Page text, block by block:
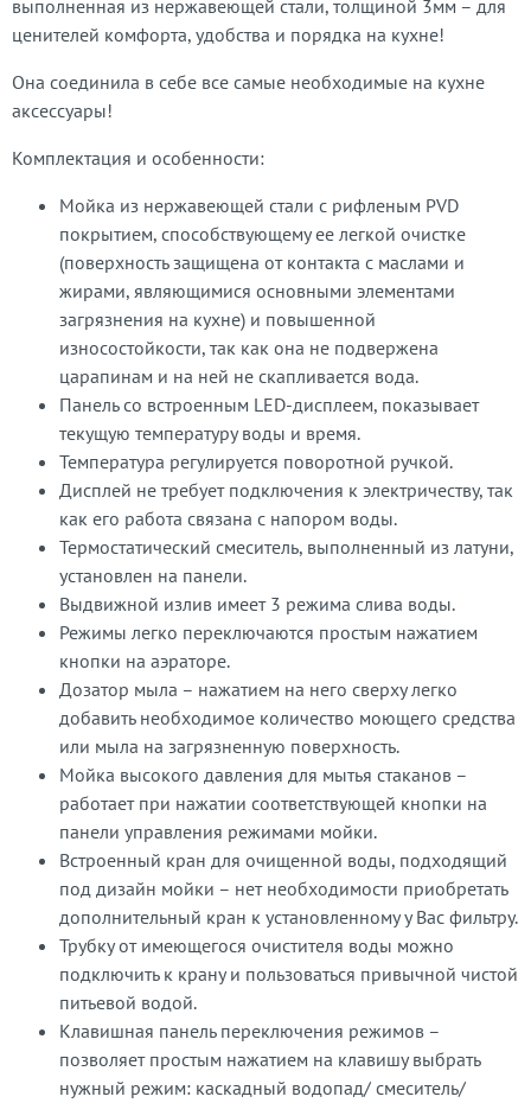
выполненная из нержавеющей стали, толщиной 3мм – для
ценителей комфорта, удобства и порядка на кухне!
Она соединила в себе все самые необходимые на кухне
аксессуары!
Комплектация и особенности:
Мойка из нержавеющей стали с рифленым PVD
покрытием, способствующему ее легкой очистке
(поверхность защищена от контакта с маслами и
жирами, являющимися основными элементами
загрязнения на кухне) и повышенной
износостойкости, так как она не подвержена
царапинам и на ней не скапливается вода.
Панель со встроенным LED-дисплеем, показывает
текущую температуру воды и время.
Температура регулируется поворотной ручкой.
Дисплей не требует подключения к электричеству, так
как его работа связана с напором воды.
Термостатический смеситель, выполненный из латуни,
установлен на панели.
Выдвижной излив имеет 3 режима слива воды.
Режимы легко переключаются простым нажатием
кнопки на аэраторе.
Дозатор мыла – нажатием на него сверху легко
добавить необходимое количество моющего средства
или мыла на загрязненную поверхность.
Мойка высокого давления для мытья стаканов –
работает при нажатии соответствующей кнопки на
панели управления режимами мойки.
Встроенный кран для очищенной воды, подходящий
под дизайн мойки – нет необходимости приобретать
дополнительный кран к установленному у Вас фильтру.
Трубку от имеющегося очистителя воды можно
подключить к крану и пользоваться привычной чистой
питьевой водой.
Клавишная панель переключения режимов –
позволяет простым нажатием на клавишу выбрать
нужный режим: каскадный водопад/ смеситель/